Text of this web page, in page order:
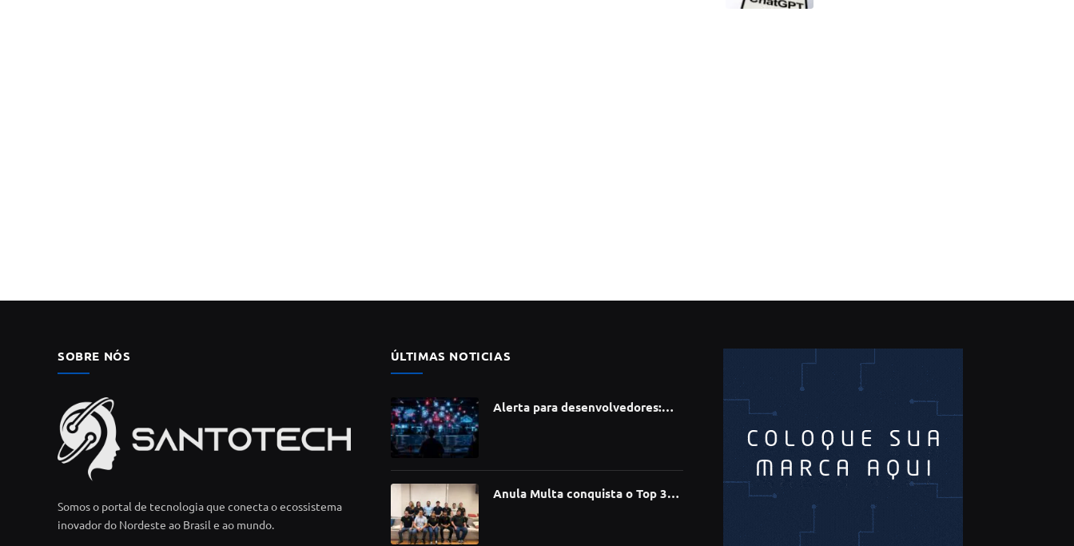
SOBRE NÓS
Somos o portal de tecnologia que conecta o ecossistema
inovador do Nordeste ao Brasil e ao mundo.
ÚLTIMAS NOTICIAS
Alerta para desenvolvedores:
Anula Multa conquista o Top 30